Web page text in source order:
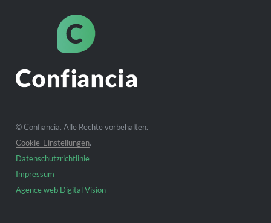
© Confiancia. Alle Rechte vorbehalten.
Cookie-Einstellungen.
Datenschutzrichtlinie
Impressum
Agence web Digital Vision